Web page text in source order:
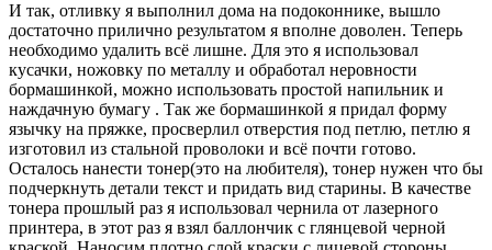
И так, отливку я выполнил дома на подоконнике, вышло
достаточно прилично результатом я вполне доволен. Теперь
необходимо удалить всё лишне. Для это я использовал
кусачки, ножовку по металлу и обработал неровности
бормашинкой, можно использовать простой напильник и
наждачную бумагу . Так же бормашинкой я придал форму
язычку на пряжке, просверлил отверстия под петлю, петлю я
изготовил из стальной проволоки и всё почти готово.
Осталось нанести тонер(это на любителя), тонер нужен что бы
подчеркнуть детали текст и придать вид старины. В качестве
тонера прошлый раз я использовал чернила от лазерного
принтера, в этот раз я взял баллончик с глянцевой черной